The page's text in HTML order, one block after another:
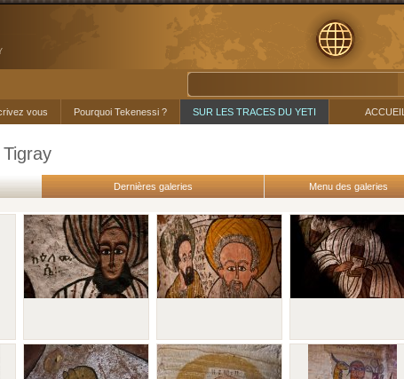
ACCUEIL
SUR LES TRACES DU YETI
Pourquoi Tekenessi ?
vous
Menu des galeries
Dernières galeries